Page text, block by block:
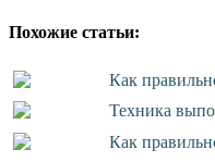
Похожие статьи:
Как
Техника
Как